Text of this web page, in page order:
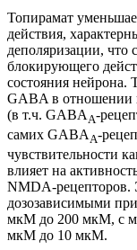
Топирамат
действия,
деполяризации, что
блокирующего
состояния нейрона.
GABA в отношении
(в т.ч. GABAA-
самих GABAA-
чувствительности
влияет на
NMDA-рецепторов.
дозозависимыми
мкМ до 200 мкМ, с
мкМ до 10 мкМ.